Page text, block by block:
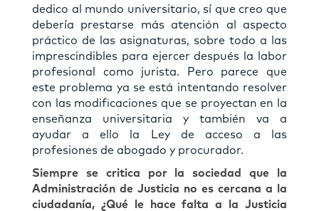
dedico al mundo universitario, sí que creo que
debería prestarse más atención al aspecto
práctico de las asignaturas, sobre todo a las
imprescindibles para ejercer después la labor
profesional como jurista. Pero parece que
este problema ya se está intentando resolver
con las modiﬁcaciones que se proyectan en la
enseñanza universitaria y también va a
ayudar a ello la Ley de acceso a las
profesiones de abogado y procurador.
Siempre se critica por la sociedad que la
Administración de Justicia no es cercana a la
ciudadanía, ¿Qué le hace falta a la Justicia